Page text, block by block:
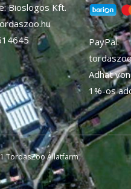
Bioslogos Kft.
PayPal:
Adhat
1%-os
TordasZoo Állatfarm